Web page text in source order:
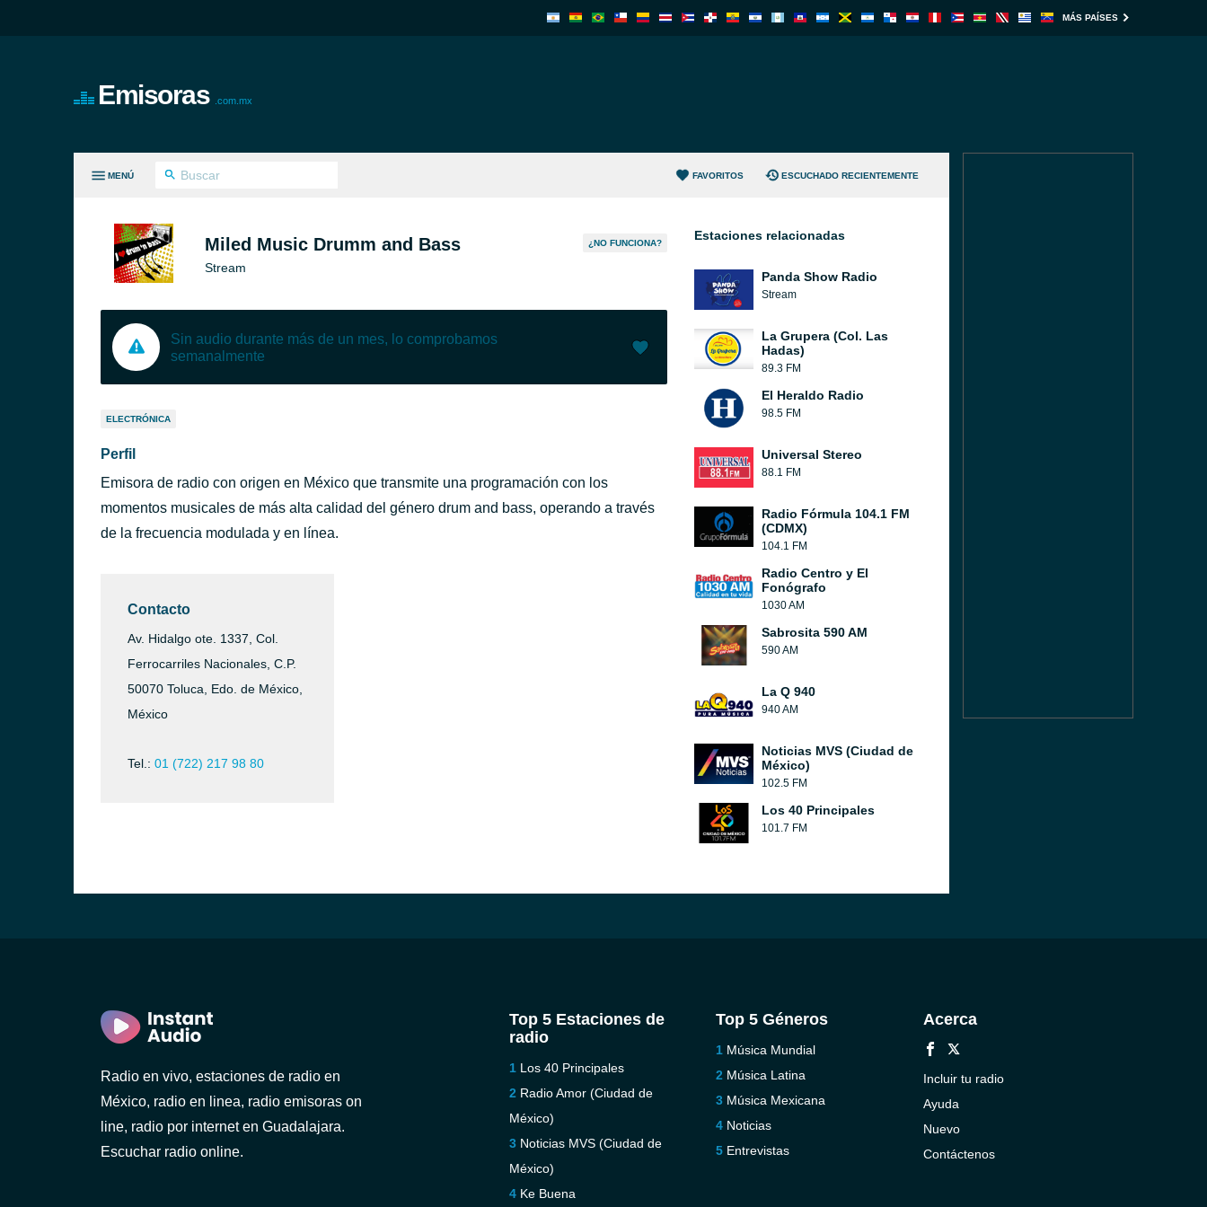
MÁS PAÍSES
Emisoras .com.mx
MENÚ FAVORITOS ESCUCHADO RECIENTEMENTE
Miled Music Drumm and Bass
Stream
¿NO FUNCIONA?
Sin audio durante más de un mes, lo comprobamos
semanalmente
ELECTRÓNICA
Perfil
Emisora de radio con origen en México que transmite una programación con los
momentos musicales de más alta calidad del género drum and bass, operando a través
de la frecuencia modulada y en línea.
Contacto
Av. Hidalgo ote. 1337, Col.
Ferrocarriles Nacionales, C.P.
50070 Toluca, Edo. de México,
México
Tel.: 01 (722) 217 98 80
Estaciones relacionadas
Panda Show Radio
Stream
La Grupera (Col. Las
Hadas)
89.3 FM
El Heraldo Radio
98.5 FM
Universal Stereo
88.1 FM
Radio Fórmula 104.1 FM
(CDMX)
104.1 FM
Radio Centro y El
Fonógrafo
1030 AM
Sabrosita 590 AM
590 AM
La Q 940
940 AM
Noticias MVS (Ciudad de
México)
102.5 FM
Los 40 Principales
101.7 FM
Radio en vivo, estaciones de radio en
México, radio en linea, radio emisoras on
line, radio por internet en Guadalajara.
Escuchar radio online.
Top 5 Estaciones de
radio
Los 40 Principales
Radio Amor (Ciudad de
México)
Noticias MVS (Ciudad de
México)
Ke Buena
Top 5 Géneros
Música Mundial
Música Latina
Música Mexicana
Noticias
Entrevistas
Acerca
Incluir tu radio
Ayuda
Nuevo
Contáctenos